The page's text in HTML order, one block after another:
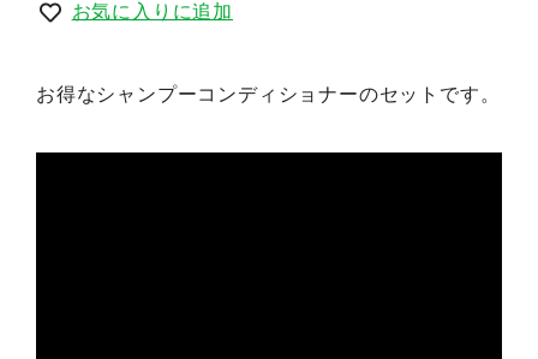
お気に入りに追加
お得なシャンプーコンディショナーのセットです。